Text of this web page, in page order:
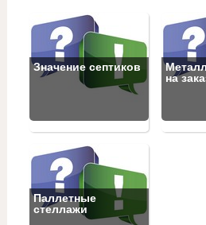
Значение септиков
на
Паллетные
стеллажи